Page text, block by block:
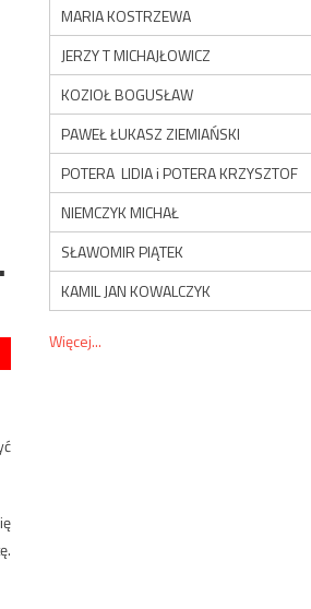
MARIA KOSTRZEWA
JERZY T MICHAJŁOWICZ
KOZIOŁ BOGUSŁAW
PAWEŁ ŁUKASZ ZIEMIAŃSKI
POTERA LIDIA i POTERA KRZYSZTOF
NIEMCZYK MICHAŁ
SŁAWOMIR PIĄTEK
KAMIL JAN KOWALCZYK
Więcej...